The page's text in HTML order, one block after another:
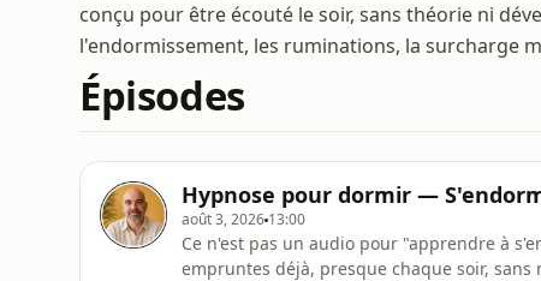
conçu pour être écouté le soir, sans théorie ni
l'endormissement, les ruminations, la surcharge
Épisodes
Hypnose pour dormir —
août 3, 2026 13:00
Ce n'est pas un audio pour "apprendre à
empruntes déjà, presque chaque soir,